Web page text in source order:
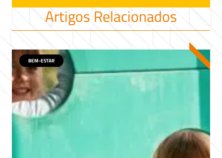
Artigos Relacionados
BEM-ESTAR